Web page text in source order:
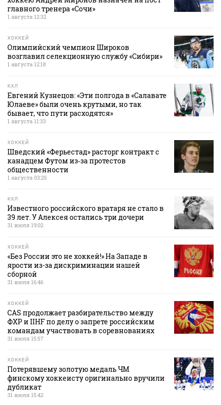
главного тренера «Сочи»
1 августа 12:32
ХОККЕЙ
Олимпийский чемпион Широков
возглавил селекционную службу «Сибири»
1 августа 12:18
КХЛ
Евгений Кузнецов: «Эти полгода в «Салавате
Юлаеве» были очень крутыми, но так
бывает, что пути расходятся»
1 августа 11:33
ХОККЕЙ
Шведский «Ферьестад» расторг контракт с
канадцем Футом из‑за протестов
общественности
1 августа 03:25
КХЛ
Известного российского вратаря не стало в
39 лет. У Алексея остались три дочери
31 июля 19:02
ХОККЕЙ
«Без России это не хоккей!» На Западе в
ярости из-за дискриминации нашей
сборной
31 июля 16:46
ХОККЕЙ
CAS продолжает разбирательство между
ФХР и IIHF по делу о запрете российским
командам участвовать в соревнованиях
31 июля 15:57
ХОККЕЙ
Потерявшему золотую медаль ЧМ
финскому хоккеисту оригинально вручили
дубликат
31 июля 15:42